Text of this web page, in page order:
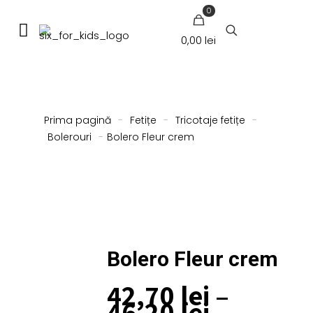
0
0,00 lei
Prima pagină - Fetițe - Tricotaje fetițe -
Bolerouri - Bolero Fleur crem
Bolero Fleur crem
42,70 lei –